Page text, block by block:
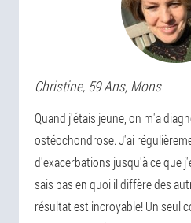
Christine, 59 Ans, Mons
Quand j'étais jeune, on m'a
ostéochondrose. J'ai
d'exacerbations jusqu'à ce que
sais pas en quoi il diffère des
résultat est incroyable! Un seul